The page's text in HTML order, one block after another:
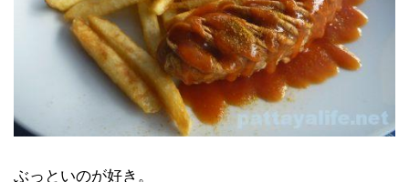
ぶっといのが好き。